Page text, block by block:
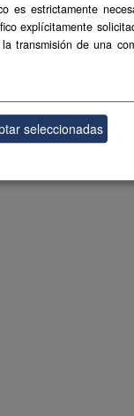
es estrictamente
explícitamente
transmisión de una
seleccionadas